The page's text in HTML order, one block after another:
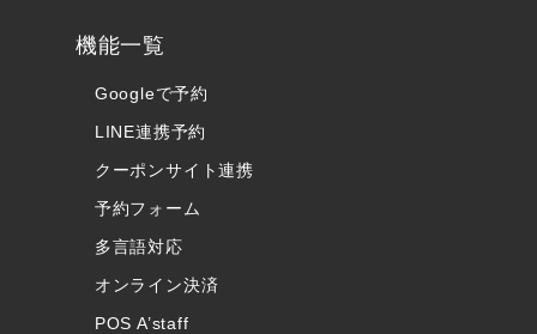
機能一覧
Googleで予約
LINE連携予約
クーポンサイト連携
予約フォーム
多言語対応
オンライン決済
POS A’staff